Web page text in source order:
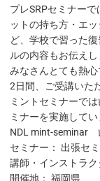
プレSRPセミナー
ットの持ち方・エ
ど、学校で習った
ルの内容もお伝えし
みなさんとても熱
2日間、ご受講いた
ミントセミナーで
ミナーを実施してい
NDL mint-seminar
セミナー： 出張セ
講師・インストラ
開催地： 福岡県